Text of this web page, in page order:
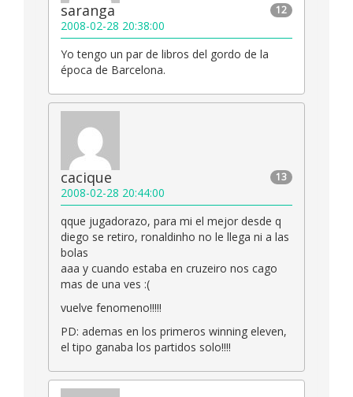
12
saranga
2008-02-28 20:38:00
Yo tengo un par de libros del gordo de la
época de Barcelona.
13
cacique
2008-02-28 20:44:00
qque jugadorazo, para mi el mejor desde q
diego se retiro, ronaldinho no le llega ni a las
bolas
aaa y cuando estaba en cruzeiro nos cago
mas de una ves :(
vuelve fenomeno!!!!!
PD: ademas en los primeros winning eleven,
el tipo ganaba los partidos solo!!!!